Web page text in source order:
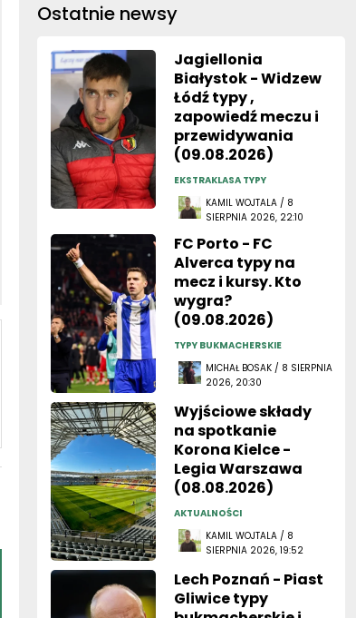
Ostatnie newsy
Jagiellonia
Białystok - Widzew
Łódź typy ,
zapowiedź meczu i
przewidywania
(09.08.2026)
EKSTRAKLASA TYPY
KAMIL WOJTALA / 8
SIERPNIA 2026, 22:10
FC Porto - FC
Alverca typy na
mecz i kursy. Kto
wygra?
(09.08.2026)
TYPY BUKMACHERSKIE
MICHAŁ BOSAK / 8 SIERPNIA
2026, 20:30
Wyjściowe składy
na spotkanie
Korona Kielce -
Legia Warszawa
(08.08.2026)
AKTUALNOŚCI
KAMIL WOJTALA / 8
SIERPNIA 2026, 19:52
Lech Poznań - Piast
Gliwice typy